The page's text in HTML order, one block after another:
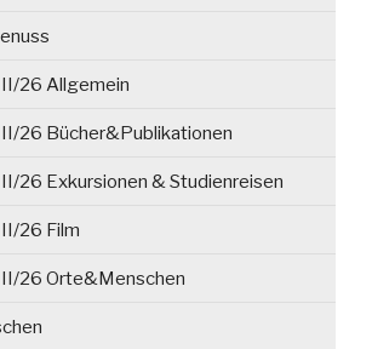
26 Allgemein
26 Bücher&Publikationen
26 Exkursionen & Studienreisen
26 Film
26 Orte&Menschen